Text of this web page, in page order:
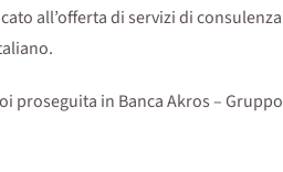
all’offerta di servizi di
proseguita in Banca Akros –